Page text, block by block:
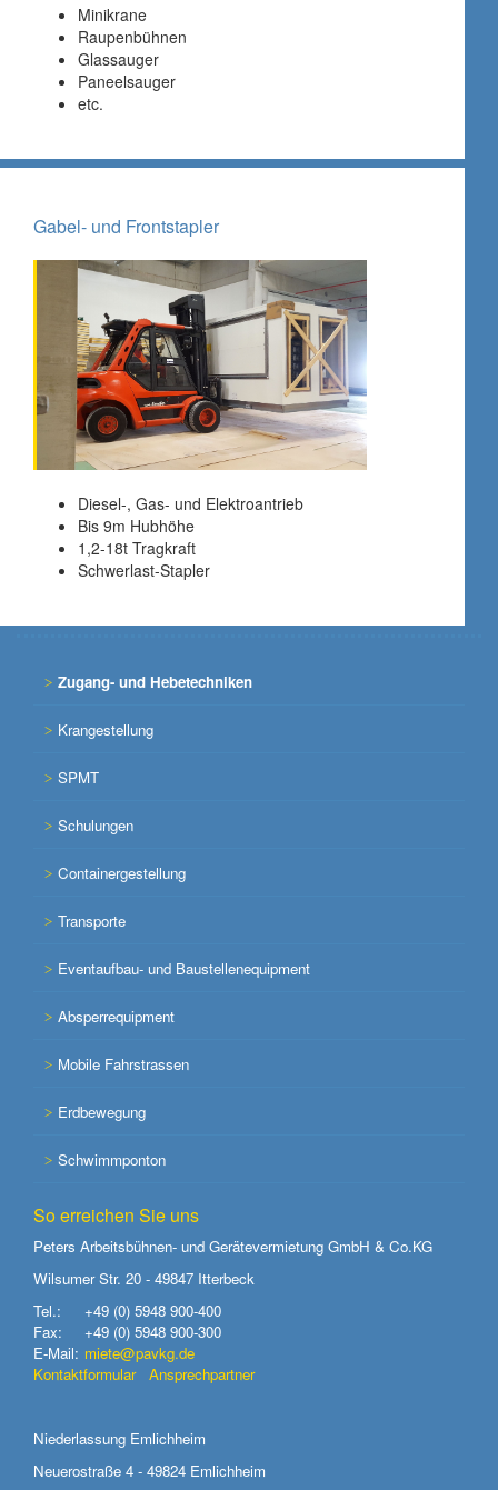
Minikrane
Raupenbühnen
Glassauger
Paneelsauger
etc.
Gabel- und Frontstapler
Diesel-, Gas- und Elektroantrieb
Bis 9m Hubhöhe
1,2-18t Tragkraft
Schwerlast-Stapler
Zugang- und Hebetechniken
Krangestellung
SPMT
Schulungen
Containergestellung
Transporte
Eventaufbau- und Baustellenequipment
Absperrequipment
Mobile Fahrstrassen
Erdbewegung
Schwimmponton
So erreichen Sie uns
Peters Arbeitsbühnen- und Gerätevermietung GmbH & Co.KG
Wilsumer Str. 20 - 49847 Itterbeck
Tel.:
+49 (0) 5948 900-400
Fax:
+49 (0) 5948 900-300
E-Mail: miete@pavkg.de
Kontaktformular
Ansprechpartner
Niederlassung Emlichheim
Neuerostraße 4 - 49824 Emlichheim